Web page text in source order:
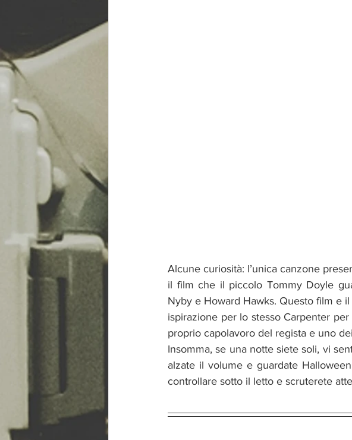
Alcune curiosità: l’unica canzone
il film che il piccolo Tommy Doyle
Nyby e Howard Hawks. Questo film e
ispirazione per lo stesso Carpenter
proprio capolavoro del regista e uno
Insomma, se una notte siete soli, vi
alzate il volume e guardate
controllare sotto il letto e scruterete